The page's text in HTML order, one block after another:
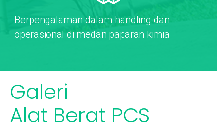
Berpengalaman dalam handling dan
operasional di medan paparan kimia
Galeri
Alat Berat PCS